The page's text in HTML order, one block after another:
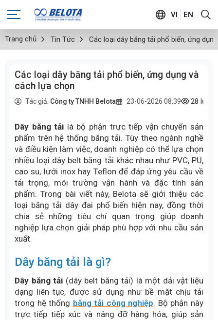
VI EN
Trang chủ Tin Tức Các loại dây băng tải phổ biến, ứng
Các loại dây băng tải phổ biến, ứng dụng và
cách lựa chọn
Tác giả: Công ty TNHH Belota 23-06-2026 08:39 28 lượt
Dây băng tải là bộ phận trực tiếp vận chuyển sản
phẩm trên hệ thống băng tải. Tùy theo ngành nghề
và điều kiện làm việc, doanh nghiệp có thể lựa chọn
nhiều loại dây belt băng tải khác nhau như PVC, PU,
cao su, lưới inox hay Teflon để đáp ứng yêu cầu về
tải trọng, môi trường vận hành và đặc tính sản
phẩm. Trong bài viết này, Belota sẽ giới thiệu các
loại băng tải dây đai phổ biến hiện nay, đồng thời
chia sẻ những tiêu chí quan trọng giúp doanh
nghiệp lựa chọn giải pháp phù hợp với nhu cầu sản
xuất.
Dây băng tải là gì?
Dây băng tải (dây belt băng tải) là một dải vật liệu
dạng liên tục, được sử dụng như bề mặt chịu tải
trong hệ thống băng tải công nghiệp. Bộ phận này
trực tiếp tiếp xúc và nâng đỡ hàng hóa, giúp sản